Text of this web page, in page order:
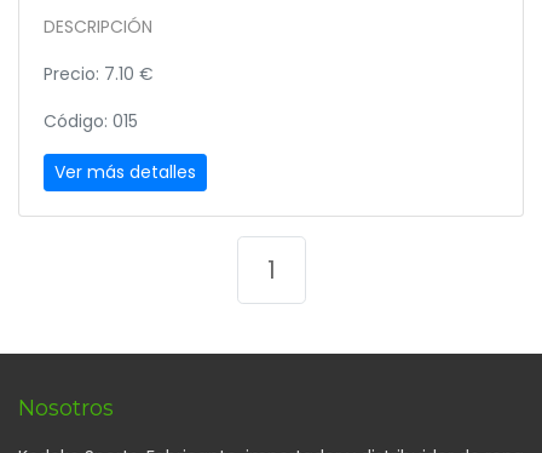
DESCRIPCIÓN
Precio: 7.10 €
Código: 015
Ver más detalles
1
Nosotros